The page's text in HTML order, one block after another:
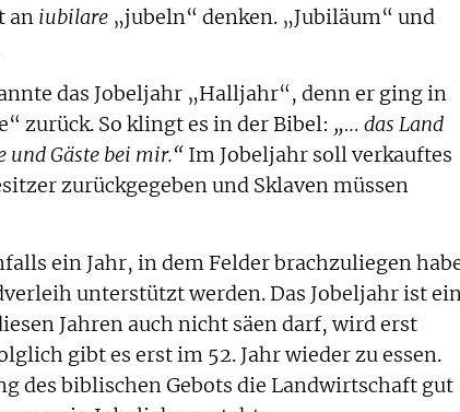
an iubilare „jubeln“ denken. „Jubiläum“ und
das Jobeljahr „Halljahr“, denn er ging in
zurück. So klingt es in der Bibel: „… das Land
Gäste bei mir.“ Im Jobeljahr soll verkauftes
zurückgegeben und Sklaven müssen
ein Jahr, in dem Felder brachzuliegen
unterstützt werden. Das Jobeljahr ist
Jahren auch nicht säen darf, wird erst
gibt es erst im 52. Jahr wieder zu essen.
des biblischen Gebots die Landwirtschaft gut